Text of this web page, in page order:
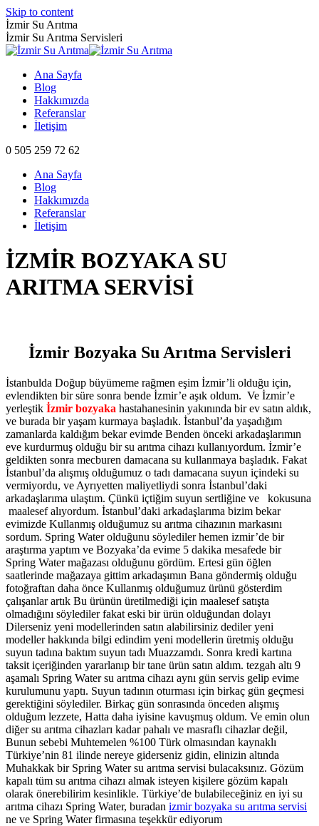
Skip to content
İzmir Su Arıtma
İzmir Su Arıtma Servisleri
Ana Sayfa
Blog
Hakkımızda
Referanslar
İletişim
0 505 259 72 62
Ana Sayfa
Blog
Hakkımızda
Referanslar
İletişim
İZMİR BOZYAKA SU
ARITMA SERVİSİ
İzmir Bozyaka Su Arıtma Servisleri
İstanbulda Doğup büyümeme rağmen eşim İzmir’li olduğu için,
evlendikten bir süre sonra bende İzmir’e aşık oldum. Ve İzmir’e
yerleştik İzmir bozyaka hastahanesinin yakınında bir ev satın aldık,
ve burada bir yaşam kurmaya başladık. İstanbul’da yaşadığım
zamanlarda kaldığım bekar evimde Benden önceki arkadaşlarımın
eve kurdurmuş olduğu bir su arıtma cihazı kullanıyordum. İzmir’e
geldikten sonra mecburen damacana su kullanmaya başladık. Fakat
İstanbul’da alışmış olduğumuz o tadı damacana suyun içindeki su
vermiyordu, ve Ayrıyetten maliyetliydi sonra İstanbul’daki
arkadaşlarıma ulaştım. Çünkü içtiğim suyun sertliğine ve kokusuna
maalesef alıyordum. İstanbul’daki arkadaşlarıma bizim bekar
evimizde Kullanmış olduğumuz su arıtma cihazının markasını
sordum. Spring Water olduğunu söylediler hemen izmir’de bir
araştırma yaptım ve Bozyaka’da evime 5 dakika mesafede bir
Spring Water mağazası olduğunu gördüm. Ertesi gün öğlen
saatlerinde mağazaya gittim arkadaşımın Bana göndermiş olduğu
fotoğraftan daha önce Kullanmış olduğumuz ürünü gösterdim
çalışanlar artık Bu ürünün üretilmediği için maalesef satışta
olmadığını söylediler fakat eski bir ürün olduğundan dolayı
Dilerseniz yeni modellerinden satın alabilirsiniz dediler yeni
modeller hakkında bilgi edindim yeni modellerin üretmiş olduğu
suyun tadına baktım suyun tadı Muazzamdı. Sonra kredi kartına
taksit içeriğinden yararlanıp bir tane ürün satın aldım. tezgah altı 9
aşamalı Spring Water su arıtma cihazı aynı gün servis gelip evime
kurulumunu yaptı. Suyun tadının oturması için birkaç gün geçmesi
gerektiğini söylediler. Birkaç gün sonrasında önceden alışmış
olduğum lezzete, Hatta daha iyisine kavuşmuş oldum. Ve emin olun
diğer su arıtma cihazları kadar pahalı ve masraflı cihazlar değil,
Bunun sebebi Muhtemelen %100 Türk olmasından kaynaklı
Türkiye’nin 81 ilinde nereye giderseniz gidin, elinizin altında
Muhakkak bir Spring Water su arıtma servisi bulacaksınız. Gözüm
kapalı tüm su arıtma cihazı almak isteyen kişilere gözüm kapalı
olarak önerebilirim kesinlikle. Türkiye’de bulabileceğiniz en iyi su
arıtma cihazı Spring Water, buradan izmir bozyaka su arıtma servisi
ne ve Spring Water firmasına teşekkür ediyorum